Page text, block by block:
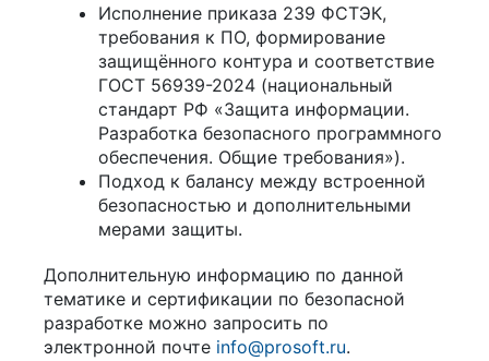
Исполнение приказа 239 ФСТЭК,
требования к ПО, формирование
защищённого контура и соответствие
ГОСТ 56939-2024 (национальный
стандарт РФ «Защита информации.
Разработка безопасного программного
обеспечения. Общие требования»).
Подход к балансу между встроенной
безопасностью и дополнительными
мерами защиты.
Дополнительную информацию по данной
тематике и сертификации по безопасной
разработке можно запросить по
электронной почте info@prosoft.ru.